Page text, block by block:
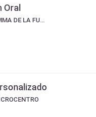
SUMMA INSTITUTO SUMMA DE LA FUNDACION SALOTTIANA